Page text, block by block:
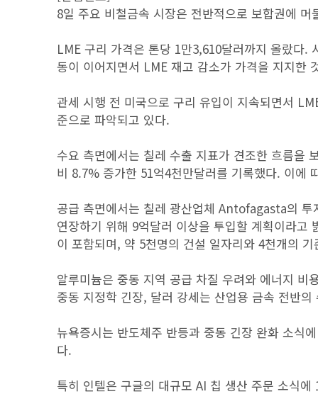
8일 주요 비철금속 시장은 전반적으로 보합권에
LME 구리 가격은 톤당 1만3,610달러까지 올랐다.
동이 이어지면서 LME 재고 감소가 가격을 지지한
관세 시행 전 미국으로 구리 유입이 지속되면서
준으로 파악되고 있다.
수요 측면에서는 칠레 수출 지표가 견조한 흐름을
비 8.7% 증가한 51억4천만달러를 기록했다. 이에
공급 측면에서는 칠레 광산업체 Antofagasta의
연장하기 위해 9억달러 이상을 투입할 계획이라
이 포함되며, 약 5천명의 건설 일자리와 4천개의
알루미늄은 중동 지역 공급 차질 우려와 에너지
중동 지정학 긴장, 달러 강세는 산업용 금속 전반
뉴욕증시는 반도체주 반등과 중동 긴장 완화 소식
다.
특히 인텔은 구글의 대규모 AI 칩 생산 주문 소식